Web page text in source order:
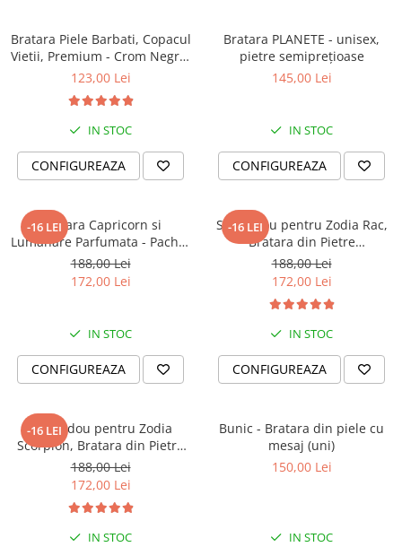
Bratara Piele Barbati, Copacul
Vietii, Premium - Crom Negru,
(classic)
123,00 Lei
IN STOC
CONFIGUREAZA
Bratara PLANETE - unisex,
pietre semiprețioase
145,00 Lei
IN STOC
CONFIGUREAZA
-16 LEI
Bratara Capricorn si
Lumanare Parfumata - Pachet
Cadou Zodie
188,00 Lei
172,00 Lei
IN STOC
CONFIGUREAZA
-16 LEI
Set Cadou pentru Zodia Rac,
Bratara din Pietre
Semipretioase si Lumanare
Parfumata
188,00 Lei
172,00 Lei
IN STOC
CONFIGUREAZA
-16 LEI
Set Cadou pentru Zodia
Scorpion, Bratara din Pietre
Semipretioase si Lumanare
Parfumata
188,00 Lei
172,00 Lei
IN STOC
Bunic - Bratara din piele cu
mesaj (uni)
150,00 Lei
IN STOC